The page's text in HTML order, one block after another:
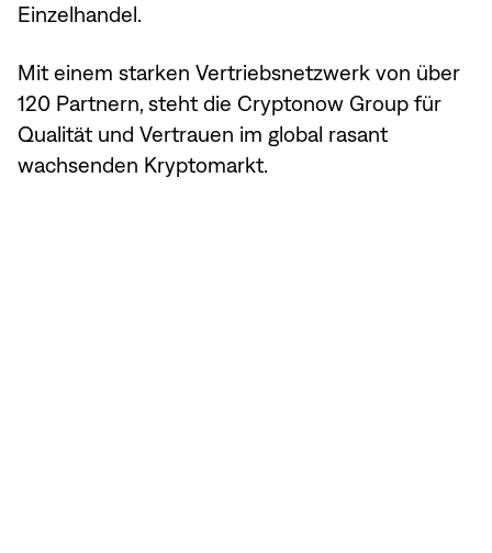
Einzelhandel.
Mit einem starken Vertriebsnetzwerk von über
120 Partnern, steht die Cryptonow Group für
Qualität und Vertrauen im global rasant
wachsenden Kryptomarkt.